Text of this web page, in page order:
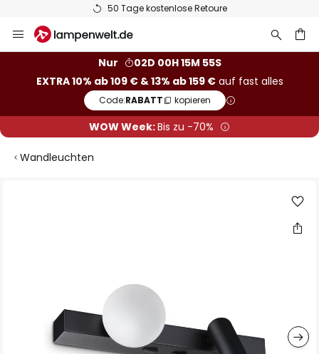
50 Tage kostenlose Retoure
Inhalt
Nur
02D 00H 15M 54S
EXTRA 10% ab 109 € & 13% ab 159 €auf fast alles
Code:RABATT kopieren
WOW Week:Bis zu -70%
Wandleuchten